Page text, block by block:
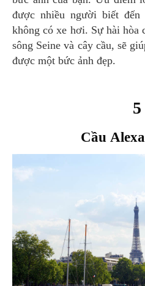
được nhiều người biết
không có xe hơi. Sự hài hòa
sông Seine và cây cầu, sẽ
được một bức ảnh đẹp.
5
Cầu